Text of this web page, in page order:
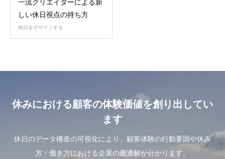
一流クリエイターによる新
しい休日視点の持ち方
休日をデザインする
休みにおける顧客の体験価値を創り出してい
ます
休日のデータ構造の可視化により、顧客体験の行動要因や休み
方・働き方における企業の最適解が分かります。